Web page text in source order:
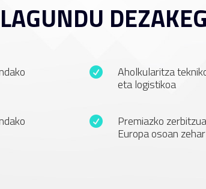
 Aholkularitza
eta logistikoa
 Premiazko zerbitzua
Europa osoan zehar